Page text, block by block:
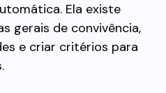
Ela existe
gerais de convivência,
e criar critérios para